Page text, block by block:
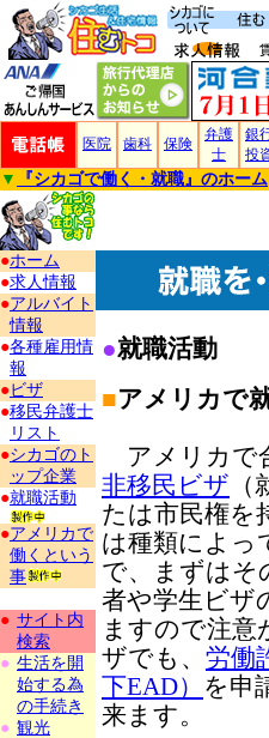
医院 歯科 保険
弁護
士
銀
投
▼ 『シカゴで働く・就職』のホーム
●ホーム
●求人情報
●アルバイト
情報
●各種雇用情
報
●ビザ
●移民弁護士
リスト
●シカゴのト
ップ企業
●就職活動
●アメリカで
働くという
事
● サイト内
検索
● 生活を開
始する為
の手続き
● 観光
●就職活動
■アメリカで
アメリカで
非移民ビザ
たは市民権を
は種類によっ
で、まずはそ
者や学生ビザ
ますので注意
ザでも、 労働
下EAD） を申
来ます。